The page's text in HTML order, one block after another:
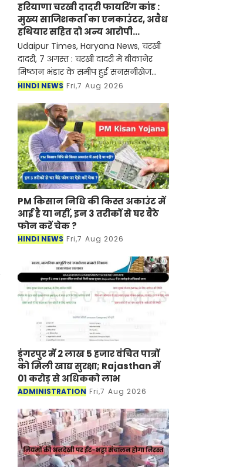
हरियाणा चरखी दादरी फायरिंग कांड :
मुख्य साजिशकर्ता का एनकाउंटर, अवैध
हथियार सहित दो अन्य आरोपी
गिरफ्तार
Udaipur Times, Haryana News, चरखी
दादरी, 7 अगस्त : चरखी दादरी में बीकानेर
मिष्ठान भंडार के समीप हुई सनसनीखेज
फायरिंग मामले में जिला पुलिस ने 24 घंटे
गोलीकांड के मुख्
HINDI NEWS Fri,7 Aug 2026
PM किसान निधि की किस्त अकाउंट में
आई है या नहीं, इन 3 तरीकों से घर बैठे
फोन करें चेक ?
HINDI NEWS Fri,7 Aug 2026
डूंगरपुर में 2 लाख 5 हजार वंचित पात्रों
को मिली खाद्य सुरक्षा; Rajasthan में
01 करोड़ से अधिकको लाभ
ADMINISTRATION Fri,7 Aug 2026